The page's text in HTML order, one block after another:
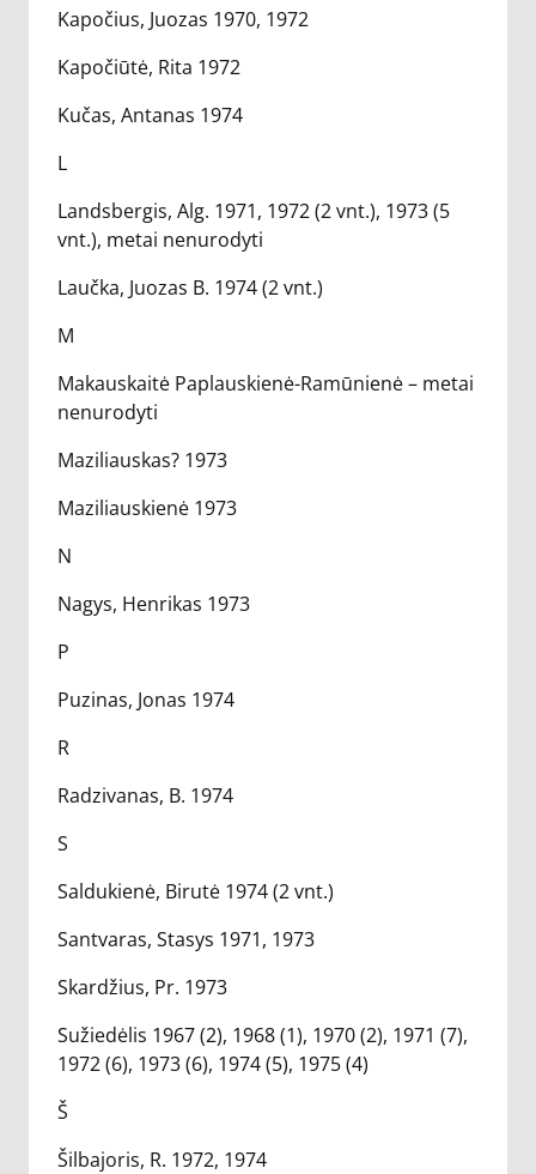
Kapočius, Juozas 1970, 1972
Kapočiūtė, Rita 1972
Kučas, Antanas 1974
L
Landsbergis, Alg. 1971, 1972 (2 vnt.), 1973 (5
vnt.), metai nenurodyti
Laučka, Juozas B. 1974 (2 vnt.)
M
Makauskaitė Paplauskienė-Ramūnienė – metai
nenurodyti
Maziliauskas? 1973
Maziliauskienė 1973
N
Nagys, Henrikas 1973
P
Puzinas, Jonas 1974
R
Radzivanas, B. 1974
S
Saldukienė, Birutė 1974 (2 vnt.)
Santvaras, Stasys 1971, 1973
Skardžius, Pr. 1973
Sužiedėlis 1967 (2), 1968 (1), 1970 (2), 1971 (7),
1972 (6), 1973 (6), 1974 (5), 1975 (4)
Š
Šilbajoris, R. 1972, 1974